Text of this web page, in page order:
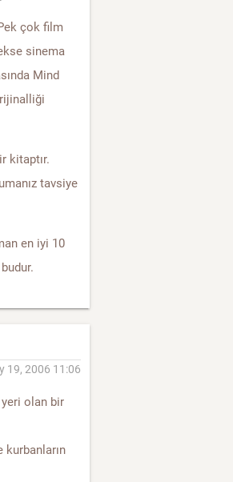
çok film
sinema
Mind
kitaptır.
tavsiye
en iyi 10
19, 2006 11:06
yeri olan bir
kurbanların